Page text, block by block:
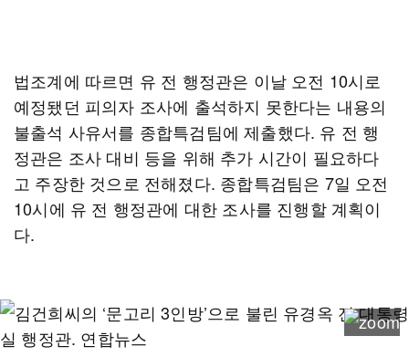
법조계에 따르면 유 전 행정관은 이날 오전 10시로
예정됐던 피의자 조사에 출석하지 못한다는 내용의
불출석 사유서를 종합특검팀에 제출했다. 유 전 행
정관은 조사 대비 등을 위해 추가 시간이 필요하다
고 주장한 것으로 전해졌다. 종합특검팀은 7일 오전
10시에 유 전 행정관에 대한 조사를 진행할 계획이
다.